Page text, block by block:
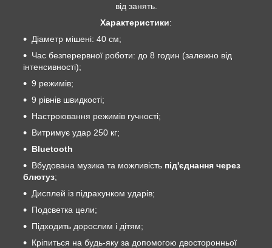
від занять.
Характеристики:
Діаметр мішені: 40 см;
Час безперервної роботи: до 8 годин (залежно від
інтенсивності);
9 режимів;
9 рівнів швидкості;
Настроювання режимів гучності;
Витримує удар 250 кг;
Bluetooth
Вбудована музика та можливість під'єднання через
блютуз;
Дисплей із підрахунком ударів;
Подсветка цели;
Підходить дорослим і дітям;
Кріпиться на будь-яку за допомогою двосторонньої